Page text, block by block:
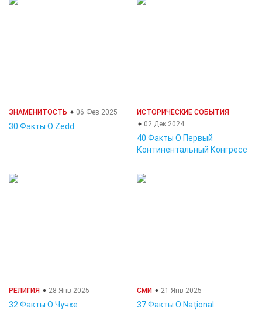
ЗНАМЕНИТОСТЬ 06 Фев 2025
30 Факты О Zedd
ИСТОРИЧЕСКИЕ СОБЫТИЯ
02 Дек 2024
40 Факты О Первый
Континентальный Конгресс
РЕЛИГИЯ 28 Янв 2025
32 Факты О Чучхе
СМИ 21 Янв 2025
37 Факты О Național